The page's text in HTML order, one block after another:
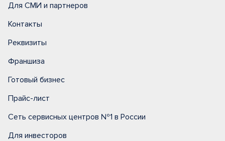
Для СМИ и партнеров
Контакты
Реквизиты
Франшиза
Готовый бизнес
Прайс-лист
Сеть сервисных центров №1 в России
Для инвесторов